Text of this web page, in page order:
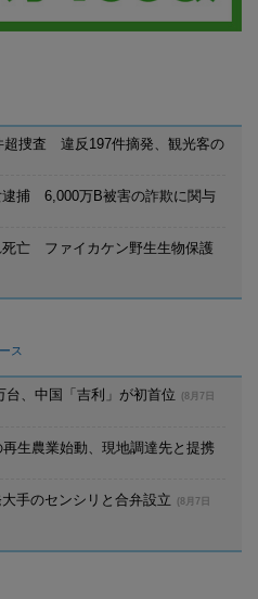
超捜査 違反197件摘発、観光客の
逮捕 6,000万B被害の詐欺に関与
亡 ファイカケン野生生物保護
ス
台、中国「吉利」が初首位
(8月7日
再生農業始動、現地調達先と提携
手のセンシリと合弁設立
(8月7日